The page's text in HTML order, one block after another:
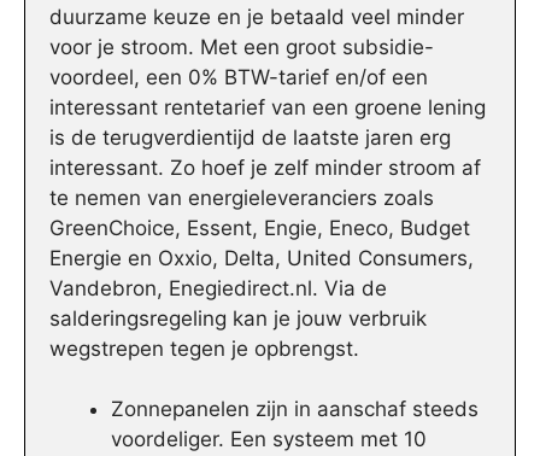
duurzame keuze en je betaald veel minder
voor je stroom. Met een groot subsidie-
voordeel, een 0% BTW-tarief en/of een
interessant rentetarief van een groene lening
is de terugverdientijd de laatste jaren erg
interessant. Zo hoef je zelf minder stroom af
te nemen van energieleveranciers zoals
GreenChoice, Essent, Engie, Eneco, Budget
Energie en Oxxio, Delta, United Consumers,
Vandebron, Enegiedirect.nl. Via de
salderingsregeling kan je jouw verbruik
wegstrepen tegen je opbrengst.
Zonnepanelen zijn in aanschaf steeds
voordeliger. Een systeem met 10